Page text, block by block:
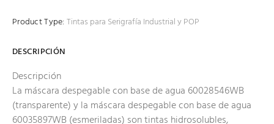
Product Type: Tintas para Serigrafía Industrial y POP
DESCRIPCIÓN
Descripción
La máscara despegable con base de agua 60028546WB
(transparente) y la máscara despegable con base de agua
60035897WB (esmeriladas) son tintas hidrosolubles,